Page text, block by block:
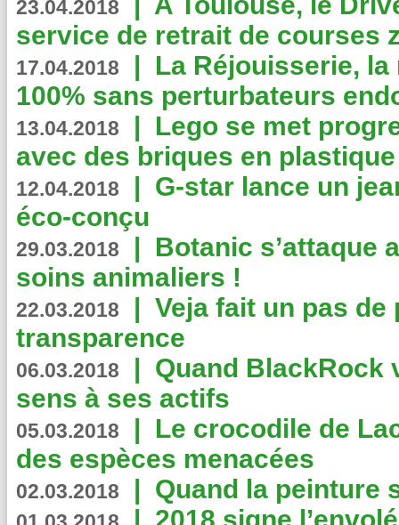
23.04.2018
service de retrait de courses
17.04.2018 | La Réjouisserie,
100% sans perturbateurs
13.04.2018 | Lego se met
avec des briques en
12.04.2018 | G-star lance un
éco-conçu
29.03.2018 | Botanic s’attaque
soins animaliers !
22.03.2018 | Veja fait un pas de
transparence
06.03.2018 | Quand BlackRock
sens à ses actifs
05.03.2018 | Le crocodile de
des espèces menacées
02.03.2018 | Quand la peinture